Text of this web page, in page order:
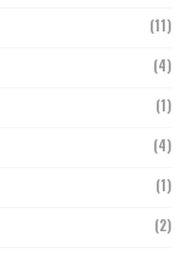
(11)
(4)
(1)
(4)
(1)
(2)